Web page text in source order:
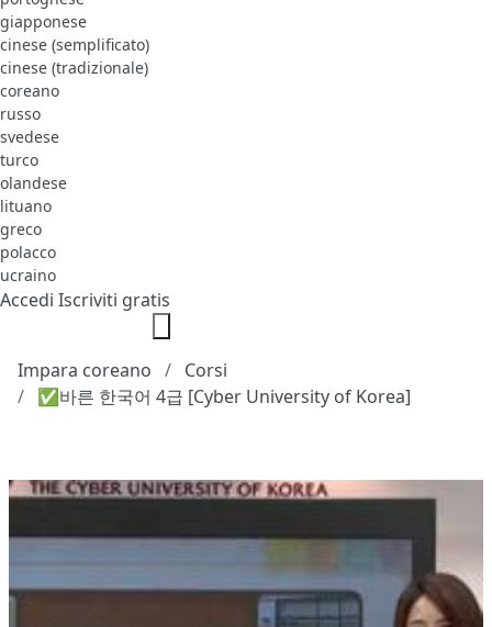
giapponese
cinese (semplificato)
cinese (tradizionale)
coreano
russo
svedese
turco
olandese
lituano
greco
polacco
ucraino
Accedi Iscriviti gratis
Impara coreano
Corsi
✅바른 한국어 4급 [Cyber University of Korea]